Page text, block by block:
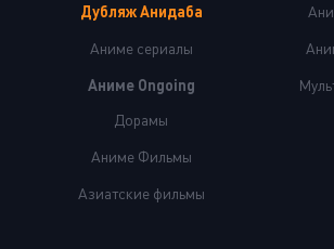
Дубляж Анидаба
Аниме сериалы
Аниме Ongoing
Дорамы
Аниме Фильмы
Азиатские фильмы